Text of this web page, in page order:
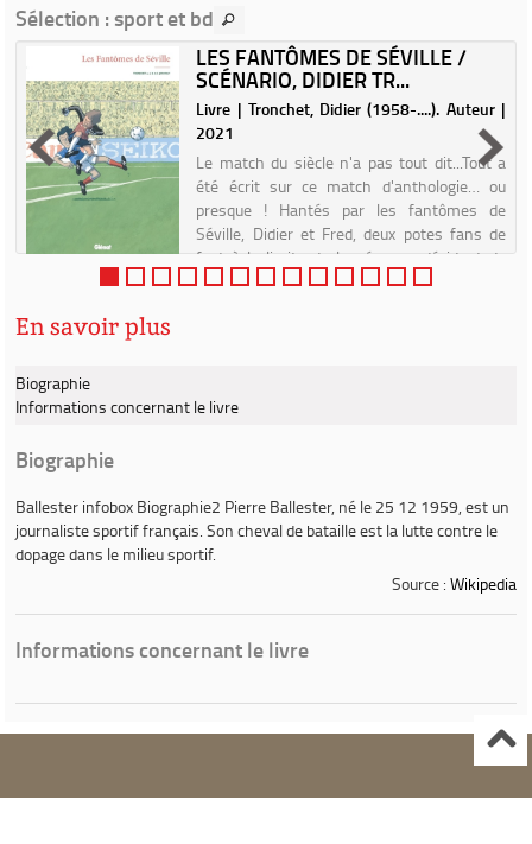
Sélection : sport et bd
LES FANTÔMES DE SÉVILLE /
SCÉNARIO, DIDIER TR...
Livre | Tronchet, Didier (1958-....). Auteur |
2021
Le match du siècle n'a pas tout dit...Tout a
été écrit sur ce match d'anthologie… ou
presque ! Hantés par les fantômes de
Séville, Didier et Fred, deux potes fans de
foot à la limite de la névrose, décident de
nos jours de mener l...
En savoir plus
Biographie
Informations concernant le livre
Biographie
Ballester infobox Biographie2 Pierre Ballester, né le 25 12 1959, est un
journaliste sportif français. Son cheval de bataille est la lutte contre le
dopage dans le milieu sportif.
Source : Wikipedia
Informations concernant le livre